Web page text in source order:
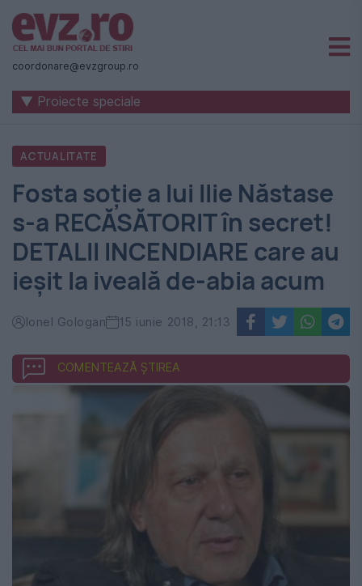
Știri
naționale
internaționale
România
-
Evenimentul
Zilei
coordonare@evzgroup.ro
▼ Proiecte speciale
ACTUALITATE
Fosta soție a lui Ilie Năstase
s-a RECĂSĂTORIT în secret!
DETALII INCENDIARE care au
ieșit la iveală de-abia acum
Ionel Gologan 15 iunie 2018, 21:13
COMENTEAZĂ ȘTIREA